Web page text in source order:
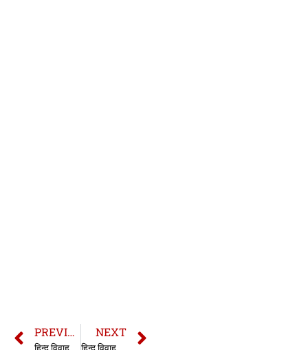
PREVIOUS NEXT